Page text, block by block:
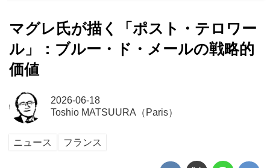
マグレ氏が描く「ポスト・テロワー
ル」：ブルー・ド・メールの戦略的
価値
2026-06-18
Toshio MATSUURA（Paris）
ニュース フランス